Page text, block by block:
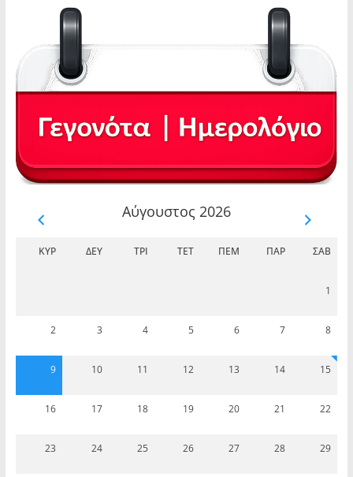
Αύγουστος 2026
ΚΥΡ ΔΕΥ ΤΡΊ ΤΕΤ ΠΈΜ ΠΑΡ ΣΆΒ
1
2 3 4 5 6 7 8
9 10 11 12 13 14 15
16 17 18 19 20 21 22
23 24 25 26 27 28 29